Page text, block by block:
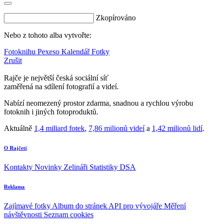
Zkopírováno
Nebo z tohoto alba vytvořte:
Fotoknihu Pexeso KalendářFotky
Zrušit
Rajče je největší česká sociální síť
zaměřená na sdílení fotografií a videí.
Nabízí neomezený prostor zdarma, snadnou a rychlou výrobu
fotoknih i jiných fotoproduktů.
Aktuálně 1,4 miliard fotek, 7,86 milionů videí a 1,42 milionů lidí.
O Rajčeti
Kontakty Novinky Zelináři Statistiky DSA
Reklama
Zajímavé fotky Album do stránek API pro vývojáře Měření
návštěvnosti Seznam cookies